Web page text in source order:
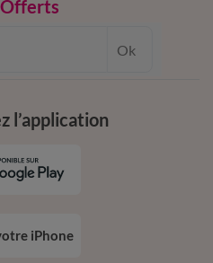
d’achat
Ok
l’application
iPhone